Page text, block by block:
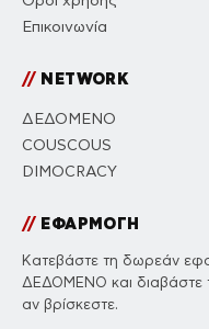
Επικοινωνία
//NETWORK
ΔΕΔΟΜΕΝΟ
COUSCOUS
DIMOCRACY
//ΕΦΑΡΜΟΓΗ
Κατεβάστε τη δωρεάν
ΔΕΔΟΜΕΝΟ και διαβάστε
αν βρίσκεστε.